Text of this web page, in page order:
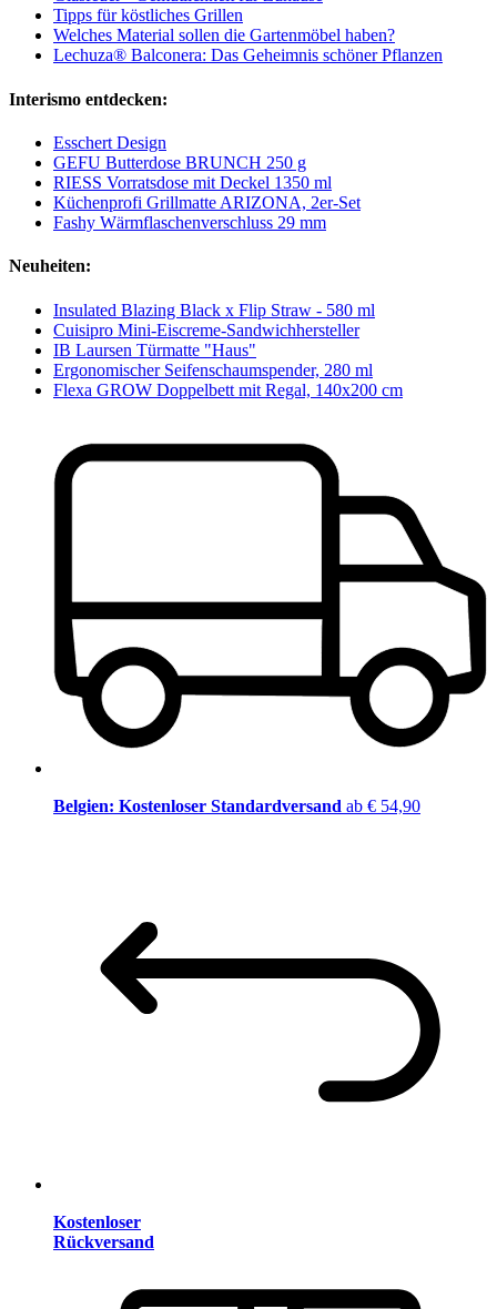
Tipps für köstliches Grillen
Welches Material sollen die Gartenmöbel haben?
Lechuza® Balconera: Das Geheimnis schöner Pflanzen
Interismo entdecken:
Esschert Design
GEFU Butterdose BRUNCH 250 g
RIESS Vorratsdose mit Deckel 1350 ml
Küchenprofi Grillmatte ARIZONA, 2er-Set
Fashy Wärmflaschenverschluss 29 mm
Neuheiten:
Insulated Blazing Black x Flip Straw - 580 ml
Cuisipro Mini-Eiscreme-Sandwichhersteller
IB Laursen Türmatte "Haus"
Ergonomischer Seifenschaumspender, 280 ml
Flexa GROW Doppelbett mit Regal, 140x200 cm
Belgien: Kostenloser Standardversand ab € 54,90
Kostenloser
Rückversand